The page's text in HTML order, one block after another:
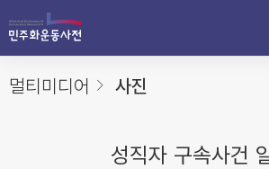
메
뉴
바
로
용
바
로
가
단
바
로
가멀티미디어 사진
성직자 구속사건